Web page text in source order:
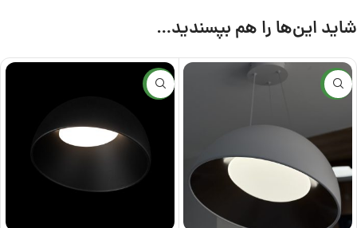
شاید این‌ها را هم بپسندید…
جدید جدید